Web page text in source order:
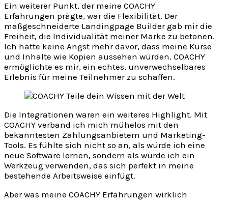
Ein weiterer Punkt, der meine COACHY
Erfahrungen prägte, war die Flexibilität. Der
maßgeschneiderte Landingpage Builder gab mir die
Freiheit, die Individualität meiner Marke zu betonen.
Ich hatte keine Angst mehr davor, dass meine Kurse
und Inhalte wie Kopien aussehen würden. COACHY
ermöglichte es mir, ein echtes, unverwechselbares
Erlebnis für meine Teilnehmer zu schaffen.
Die Integrationen waren ein weiteres Highlight. Mit
COACHY verband ich mich mühelos mit den
bekanntesten Zahlungsanbietern und Marketing-
Tools. Es fühlte sich nicht so an, als würde ich eine
neue Software lernen, sondern als würde ich ein
Werkzeug verwenden, das sich perfekt in meine
bestehende Arbeitsweise einfügt.
Aber was meine COACHY Erfahrungen wirklich